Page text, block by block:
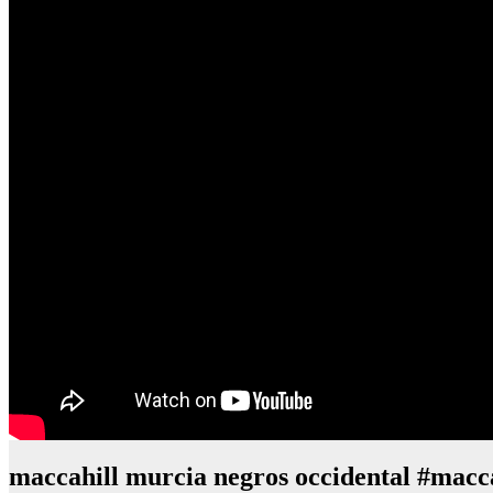
maccahill murcia negros occidental